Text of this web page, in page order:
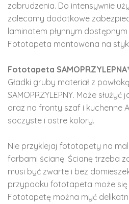
zabrudzenia. Do intensywnie
zalecamy dodatkowe
laminatem płynnym
Fototapeta montowana na
Fototapeta
Gładki gruby materiał z
SAMOPRZYLEPNY. Może
oraz na fronty szaf i kuchenne
soczyste i ostre kolory.
Nie przyklejaj fototapety na
farbami ścianę. Ścianę trzeba
musi być zwarte i bez
przypadku fototapeta może się
Fototapetę można myć